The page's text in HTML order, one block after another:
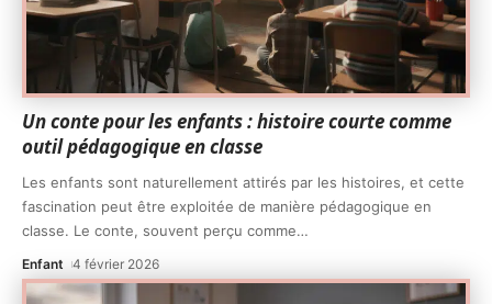
Un conte pour les enfants : histoire courte comme
outil pédagogique en classe
Les enfants sont naturellement attirés par les histoires, et cette
fascination peut être exploitée de manière pédagogique en
classe. Le conte, souvent perçu comme…
Enfant 4 février 2026